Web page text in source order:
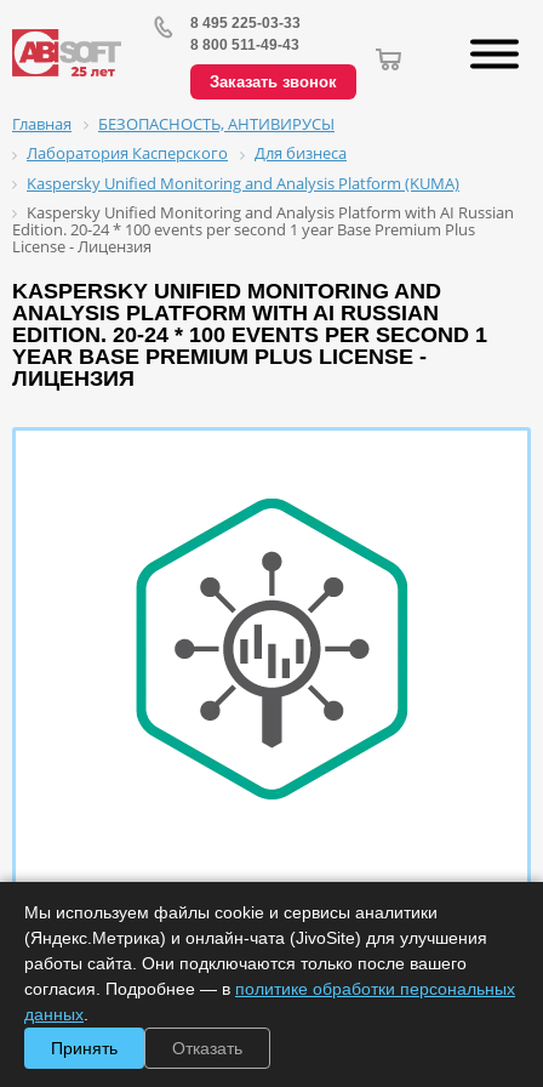
8 495 225-03-33
8 800 511-49-43
Заказать звонок
Главная
БЕЗОПАСНОСТЬ, АНТИВИРУСЫ
Лаборатория Касперского
Для бизнеса
Kaspersky Unified Monitoring and Analysis Platform (KUMA)
Kaspersky Unified Monitoring and Analysis Platform with AI Russian
Edition. 20-24 * 100 events per second 1 year Base Premium Plus
License - Лицензия
KASPERSKY UNIFIED MONITORING AND
ANALYSIS PLATFORM WITH AI RUSSIAN
EDITION. 20-24 * 100 EVENTS PER SECOND 1
YEAR BASE PREMIUM PLUS LICENSE -
ЛИЦЕНЗИЯ
Мы используем файлы cookie и сервисы аналитики
(Яндекс.Метрика) и онлайн-чата (JivoSite) для улучшения
работы сайта. Они подключаются только после вашего
согласия. Подробнее — в политике обработки персональных
данных
Принять
Отказать